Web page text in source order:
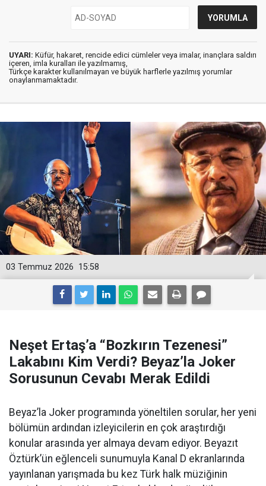
UYARI: Küfür, hakaret, rencide edici cümleler veya imalar, inançlara saldırı
içeren, imla kuralları ile yazılmamış,
Türkçe karakter kullanılmayan ve büyük harflerle yazılmış yorumlar
onaylanmamaktadır.
15:58
03 Temmuz 2026
Neşet Ertaş’a “Bozkırın Tezenesi”
Lakabını Kim Verdi? Beyaz’la Joker
Sorusunun Cevabı Merak Edildi
Beyaz’la Joker programında yöneltilen sorular, her yeni
bölümün ardından izleyicilerin en çok araştırdığı
konular arasında yer almaya devam ediyor. Beyazıt
Öztürk’ün eğlenceli sunumuyla Kanal D ekranlarında
yayınlanan yarışmada bu kez Türk halk müziğinin